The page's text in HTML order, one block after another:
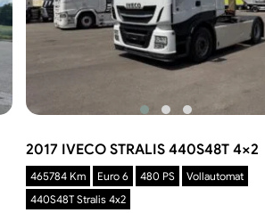
2017 IVECO STRALIS 440S48T 4×2
465784 Km Euro 6 480 PS
Vollautomat
440S48T Stralis 4x2